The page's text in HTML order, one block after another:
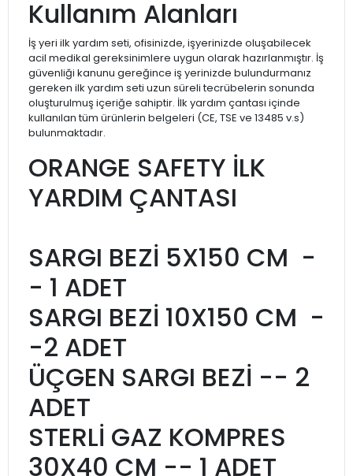
Kullanım Alanları
İş yeri ilk yardım seti, ofisinizde, işyerinizde oluşabilecek
acil medikal gereksinimlere uygun olarak hazırlanmıştır. İş
güvenliği kanunu gereğince iş yerinizde bulundurmanız
gereken ilk yardım seti uzun süreli tecrübelerin sonunda
oluşturulmuş içeriğe sahiptir. İlk yardım çantası içinde
kullanılan tüm ürünlerin belgeleri (CE, TSE ve 13485 v.s)
bulunmaktadır.
ORANGE SAFETY İLK
YARDIM ÇANTASI
SARGI BEZİ 5X150 CM -
- 1 ADET
SARGI BEZİ 10X150 CM -
-2 ADET
ÜÇGEN SARGI BEZİ -- 2
ADET
STERLİ GAZ KOMPRES
30X40 CM -- 1 ADET